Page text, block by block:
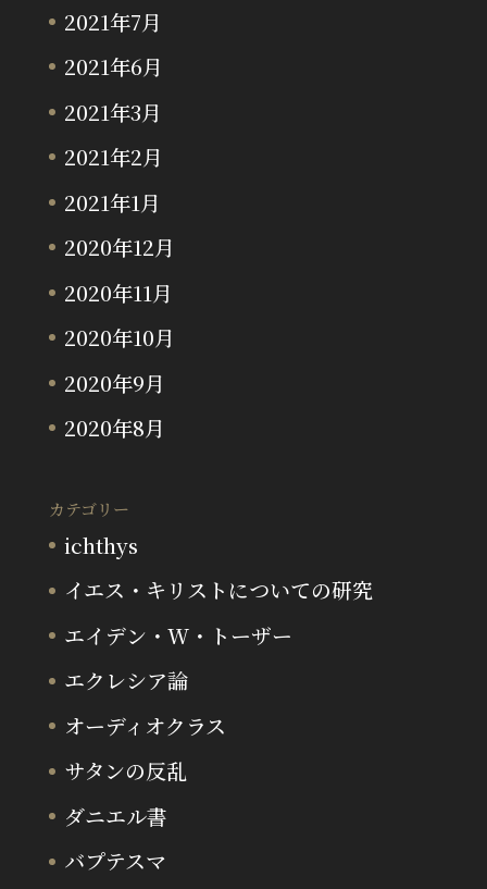
2021年7月
2021年6月
2021年3月
2021年2月
2021年1月
2020年12月
2020年11月
2020年10月
2020年9月
2020年8月
カテゴリー
ichthys
イエス・キリストについての研究
エイデン・W・トーザー
エクレシア論
オーディオクラス
サタンの反乱
ダニエル書
バプテスマ